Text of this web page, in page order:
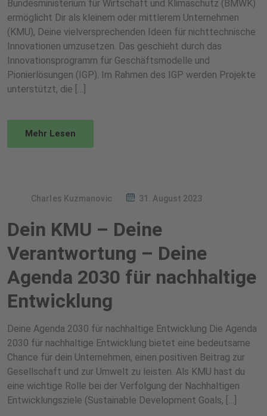
Bundesministerium für Wirtschaft und Klimaschutz (BMWK)
ermöglicht Dir als kleinem oder mittlerem Unternehmen
(KMU), Deine vielversprechenden Ideen für nichttechnische
Innovationen umzusetzen. Das geschieht durch das
Innovationsprogramm für Geschäftsmodelle und
Pionierlösungen (IGP). Im Rahmen des IGP werden Projekte
unterstützt, die […]
Mehr Lesen
Charles Kuzmanovic 31. August 2023
Dein KMU – Deine
Verantwortung – Deine
Agenda 2030 für nachhaltige
Entwicklung
Deine Agenda 2030 für nachhaltige Entwicklung Die Agenda
2030 für nachhaltige Entwicklung bietet eine bedeutsame
Chance für dein Unternehmen, einen positiven Beitrag zur
Gesellschaft und zur Umwelt zu leisten. Als KMU hast du
eine wichtige Rolle bei der Verfolgung der Nachhaltigen
Entwicklungsziele (Sustainable Development Goals, […]